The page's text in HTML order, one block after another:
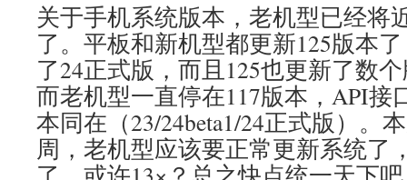
关于手机系统版本，老机型已经将
了。平板和新机型都更新125版本
了24正式版，而且125也更新了数
而老机型一直停在117版本，API接
本同在（23/24beta1/24正式版）。
周，老机型应该要正常更新系统了